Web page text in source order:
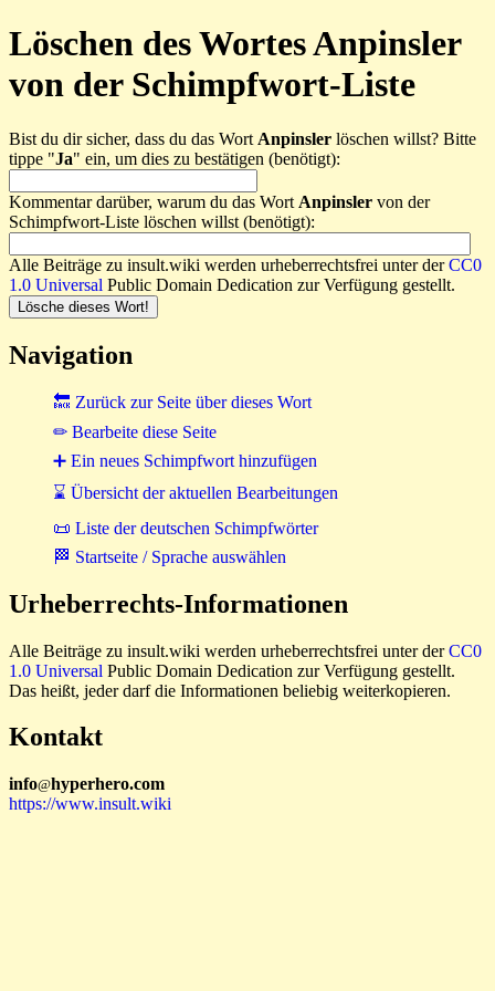
Löschen des Wortes Anpinsler
von der Schimpfwort-Liste
Bist du dir sicher, dass du das Wort Anpinsler löschen willst? Bitte
tippe "Ja" ein, um dies zu bestätigen (benötigt):
Kommentar darüber, warum du das Wort Anpinsler von der
Schimpfwort-Liste löschen willst (benötigt):
Alle Beiträge zu insult.wiki werden urheberrechtsfrei unter derCC0
1.0 Universal Public Domain Dedication zur Verfügung gestellt.
Navigation
🔙 Zurück zur Seite über dieses Wort
✏ Bearbeite diese Seite
➕ Ein neues Schimpfwort hinzufügen
⌛ Übersicht der aktuellen Bearbeitungen
📜 Liste der deutschen Schimpfwörter
🏁 Startseite / Sprache auswählen
Urheberrechts-Informationen
Alle Beiträge zu insult.wiki werden urheberrechtsfrei unter derCC0
1.0 Universal Public Domain Dedication zur Verfügung gestellt.
Das heißt, jeder darf die Informationen beliebig weiterkopieren.
Kontakt
info@hyperhero.com
https://www.insult.wiki